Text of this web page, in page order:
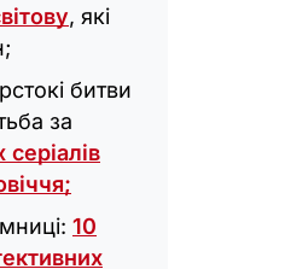
, які
битви
за
10